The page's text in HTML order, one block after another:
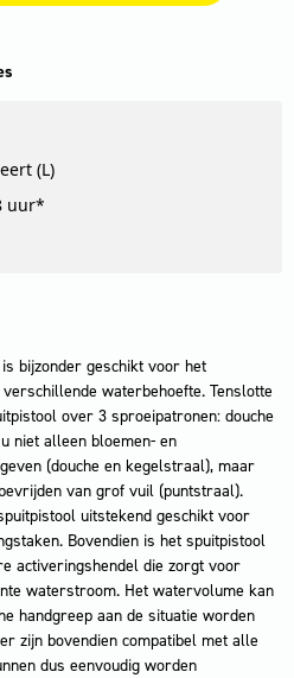
(L)
uur*
bijzonder geschikt voor het
waterbehoefte. Tenslotte
over 3 sproeipatronen: douche
niet alleen bloemen- en
(douche en kegelstraal), maar
van grof vuil (puntstraal).
uitstekend geschikt voor
Bovendien is het spuitpistool
activeringshendel die zorgt voor
waterstroom. Het watervolume kan
handgreep aan de situatie worden
zijn bovendien compatibel met alle
dus eenvoudig worden